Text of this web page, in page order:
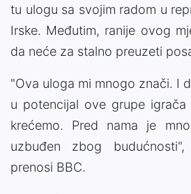
tu ulogu sa svojim radom u
Irske. Međutim, ranije ovog
da neće za stalno preuzeti
"Ova uloga mi mnogo znači. I
u potencijal ove grupe
krećemo. Pred nama je
uzbuđen zbog
prenosi BBC.